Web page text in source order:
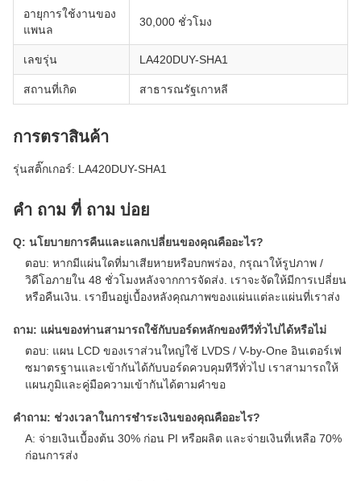
อายุการใช้งานของ
แพนล
30,000 ชั่วโมง
เลขรุ่น LA420DUY-SHA1
สถานที่เกิด สาธารณรัฐเกาหลี
การตราสินค้า
รุ่นสติ๊กเกอร์: LA420DUY-SHA1
คํา ถาม ที่ ถาม บ่อย
Q: นโยบายการคืนและแลกเปลี่ยนของคุณคืออะไร?
ตอบ: หากมีแผ่นใดที่มาเสียหายหรือบกพร่อง, กรุณาให้รูปภาพ /
วิดีโอภายใน 48 ชั่วโมงหลังจากการจัดส่ง. เราจะจัดให้มีการเปลี่ยน
หรือคืนเงิน. เรายืนอยู่เบื้องหลังคุณภาพของแผ่นแต่ละแผ่นที่เราส่ง
ถาม: แผ่นของท่านสามารถใช้กับบอร์ดหลักของทีวีทั่วไปได้หรือไม่
ตอบ: แผน LCD ของเราส่วนใหญ่ใช้ LVDS / V-by-One อินเตอร์เฟ
ซมาตรฐานและเข้ากันได้กับบอร์ดควบคุมทีวีทั่วไป เราสามารถให้
แผนภูมิและคู่มือความเข้ากันได้ตามคําขอ
คําถาม: ช่วงเวลาในการชําระเงินของคุณคืออะไร?
A: จ่ายเงินเบื้องต้น 30% ก่อน PI หรือผลิต และจ่ายเงินที่เหลือ 70%
ก่อนการส่ง